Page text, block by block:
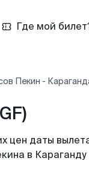
Где мой
Пекин -
цен даты
в Караганду